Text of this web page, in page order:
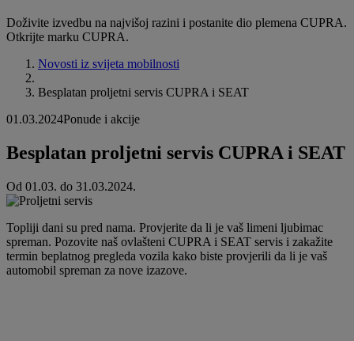
Doživite izvedbu na najvišoj razini i postanite dio plemena CUPRA.
Otkrijte marku CUPRA.
Novosti iz svijeta mobilnosti
Besplatan proljetni servis CUPRA i SEAT
01.03.2024Ponude i akcije
Besplatan proljetni servis CUPRA i SEAT
Od 01.03. do 31.03.2024.
Topliji dani su pred nama. Provjerite da li je vaš limeni ljubimac
spreman. Pozovite naš ovlašteni CUPRA i SEAT servis i zakažite
termin beplatnog pregleda vozila kako biste provjerili da li je vaš
automobil spreman za nove izazove.